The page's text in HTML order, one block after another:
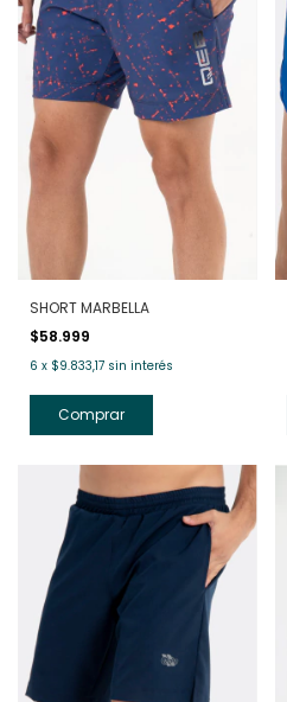
SHORT MARBELLA
$58.999
6 x $9.833,17 sin interés
Comprar